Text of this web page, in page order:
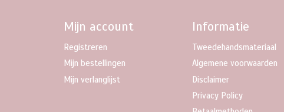
Mijn account
Registreren
Mijn bestellingen
Mijn verlanglijst
Informatie
Tweedehandsmateriaal
Algemene voorwaarden
Disclaimer
Privacy Policy